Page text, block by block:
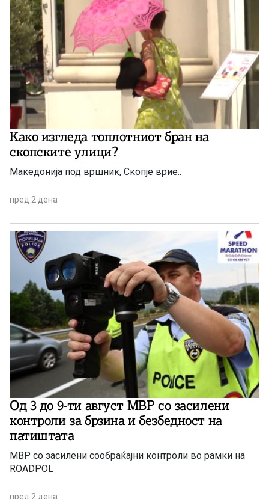
Како изгледа топлотниот бран на
скопските улици?
Македонија под вршник, Скопје врие..
пред 2 дена
Од 3 до 9-ти август МВР со засилени
контроли за брзина и безбедност на
патиштата
МВР со засилени сообраќајни контроли во рамки на
ROADPOL
пред 2 дена